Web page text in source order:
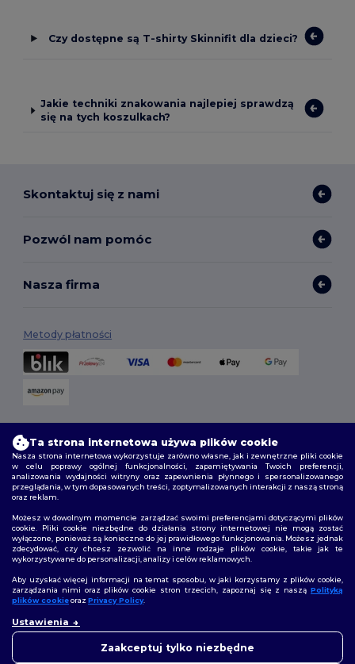
Czy dostępne są T-shirty Skinnifit dla dzieci?
Jakie techniki znakowania najlepiej sprawdzą
się na tych koszulkach?
Skontaktuj się z nami
Pozwól nam pomóc
Nasza firma
Metody płatności
2026. Wszelkie prawa zastrzeżone
Warunki i Zasady
Polityka plików cookie|Mapa strony
Śledź nas
Ta strona internetowa używa plików cookie
Nasza strona internetowa wykorzystuje zarówno własne, jak i zewnętrzne pliki cookie
w celu poprawy ogólnej funkcjonalności, zapamiętywania Twoich preferencji,
analizowania wydajności witryny oraz zapewnienia płynnego i spersonalizowanego
przeglądania, w tym dopasowanych treści, zoptymalizowanych interakcji z naszą stroną
oraz reklam.
Możesz w dowolnym momencie zarządzać swoimi preferencjami dotyczącymi plików
cookie. Pliki cookie niezbędne do działania strony internetowej nie mogą zostać
wyłączone, ponieważ są konieczne do jej prawidłowego funkcjonowania. Możesz jednak
zdecydować, czy chcesz zezwolić na inne rodzaje plików cookie, takie jak te
wykorzystywane do personalizacji, analizy i celów reklamowych.
Aby uzyskać więcej informacji na temat sposobu, w jaki korzystamy z plików cookie,
zarządzania nimi oraz plików cookie stron trzecich, zapoznaj się z naszą Polityką
plików cookieoraz Privacy Policy.
Ustawienia
Zaakceptuj tylko niezbędne
skontaktować się z nami w